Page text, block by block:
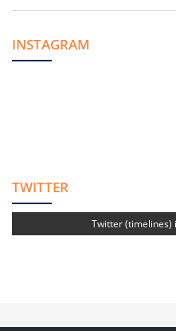
INSTAGRAM
TWITTER
Twitter (timelines)